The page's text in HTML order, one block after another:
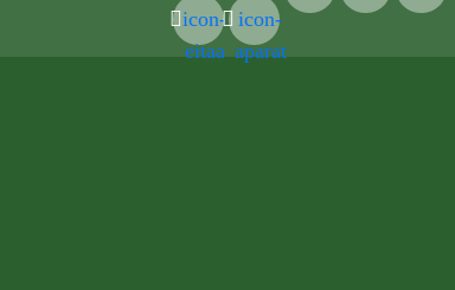
icon-
aparat
icon-
eitaa